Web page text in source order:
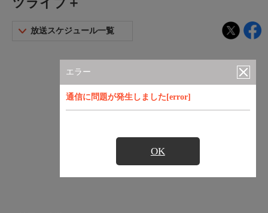
エラー
通信に問題が発生しました[error]
OK
放送スケジュール一覧